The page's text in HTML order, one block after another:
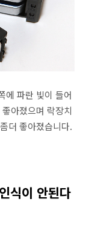
에 파란 빛이 들어
아졌으며 락장치
더 좋아졌습니다.
식이 안된다